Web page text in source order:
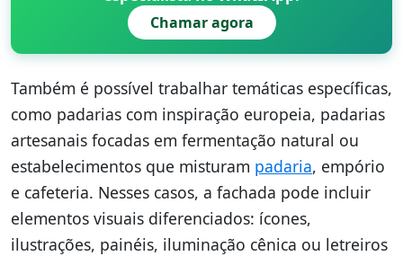
Chamar agora
Também é possível trabalhar temáticas específicas,
como padarias com inspiração europeia, padarias
artesanais focadas em fermentação natural ou
estabelecimentos que misturam padaria, empório
e cafeteria. Nesses casos, a fachada pode incluir
elementos visuais diferenciados: ícones,
ilustrações, painéis, iluminação cênica ou letreiros